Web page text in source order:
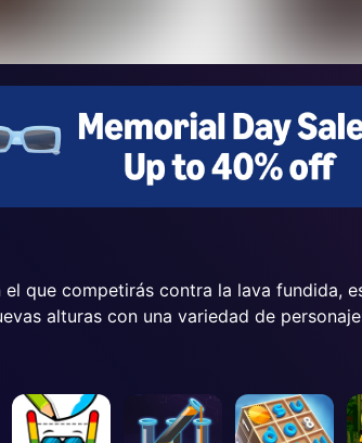
que competirás contra la lava fundida,
alturas con una variedad de